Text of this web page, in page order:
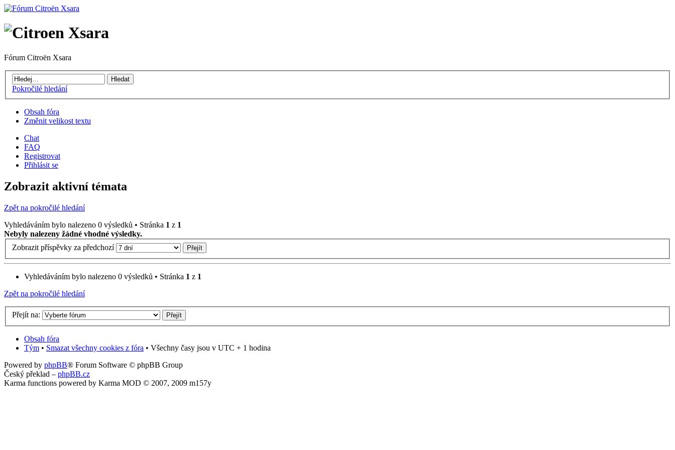
Fórum Citroën Xsara
Pokročilé hledání
Obsah fóra
Změnit velikost textu
Chat
FAQ
Registrovat
Přihlásit se
Zobrazit aktivní témata
Zpět na pokročilé hledání
Vyhledáváním bylo nalezeno 0 výsledků • Stránka 1 z 1
Nebyly nalezeny žádné vhodné výsledky.
Zobrazit příspěvky za předchozí
Vyhledáváním bylo nalezeno 0 výsledků • Stránka 1 z 1
Zpět na pokročilé hledání
Přejít na:
Obsah fóra
Tým • Smazat všechny cookies z fóra • Všechny časy jsou v UTC + 1 hodina
Powered by phpBB® Forum Software © phpBB Group
Český překlad – phpBB.cz
Karma functions powered by Karma MOD © 2007, 2009 m157y